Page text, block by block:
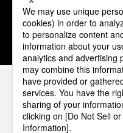
3 4
パナソニックの